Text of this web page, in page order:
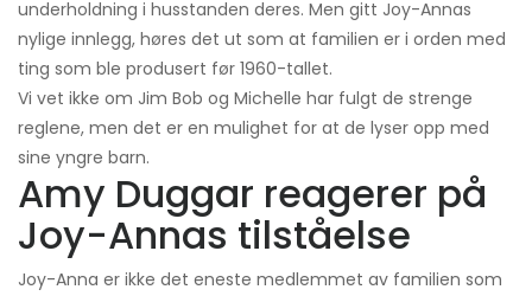
underholdning i husstanden deres. Men gitt Joy-Annas
nylige innlegg, høres det ut som at familien er i orden med
ting som ble produsert før 1960-tallet.
Vi vet ikke om Jim Bob og Michelle har fulgt de strenge
reglene, men det er en mulighet for at de lyser opp med
sine yngre barn.
Amy Duggar reagerer på
Joy-Annas tilståelse
Joy-Anna er ikke det eneste medlemmet av familien som